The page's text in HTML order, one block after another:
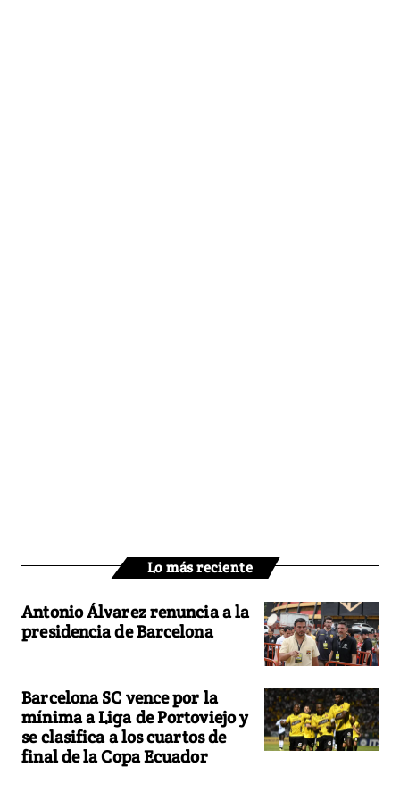
Lo más reciente
Antonio Álvarez renuncia a la
presidencia de Barcelona
Barcelona SC vence por la
mínima a Liga de Portoviejo y
se clasifica a los cuartos de
final de la Copa Ecuador